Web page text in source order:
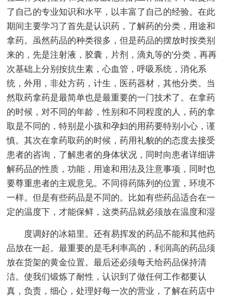
了自己的专业知识和水平，以丰富了自己的经验。在此
期间主要学习了首先是认识药，了解药的分类，用途和
拿药。虽然药品的种类很多，但是药品的摆放时按类别
来的，先是注射液，胶囊，片剂，滴丸等的'分类，再再
次基础上分别按抗生素，心血管，呼吸系统，消化系
统，外用，非处方药，计生，医药器材，其他分类。当
然取药拿药是最简单也是最重要的一门技术了。在拿药
的时候，对不同的年龄，性别和不同程度的人，药的拿
取是不同的，特别是小孩和孕妇的用药要特别小心，谨
慎。其次在拿药取药的时候，药用礼貌的的态度去接受
患者的咨询，了解患者的身体状况，同时向患者详细讲
解药品的性质，功能，用途和用法及注意事项，同时也
要尊重患者的主观意见。不同得药陈列的位置，环境不
一样。但是有些药品是不同的。比如有些药品适合在一
定的温度下，才能保鲜，这类药品就必须放在温度和湿
度调好的冰箱里。还有易挥发的药品不能和其他药
品放在一起。最重要的是毛利率高的，利润高的药品须
放在货架的黄金位置。最后还必须每天给药品保持清
洁。使我们锻炼了耐性，认识到了做任何工作都要认
真，负责，细心，处理好每一次的营业，了解在药店中